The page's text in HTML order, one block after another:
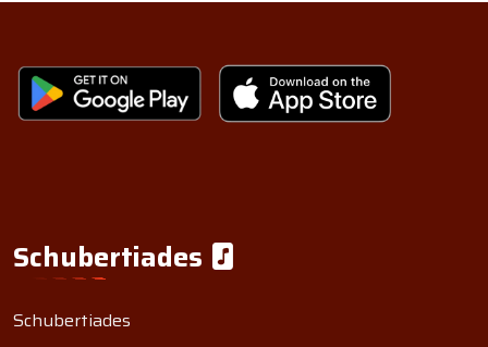
Schubertiades
Schubertiades